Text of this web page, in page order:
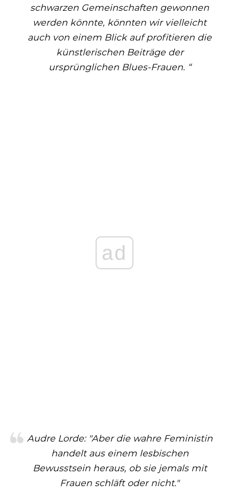
schwarzen Gemeinschaften gewonnen
werden könnte, könnten wir vielleicht
auch von einem Blick auf profitieren die
künstlerischen Beiträge der
ursprünglichen Blues-Frauen. “
ad
Audre Lorde: "Aber die wahre Feministin
handelt aus einem lesbischen
Bewusstsein heraus, ob sie jemals mit
Frauen schläft oder nicht."